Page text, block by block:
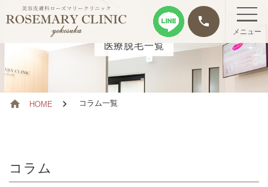
phone
メニュー
医療脱毛一覧
HOME コラム一覧
コラム